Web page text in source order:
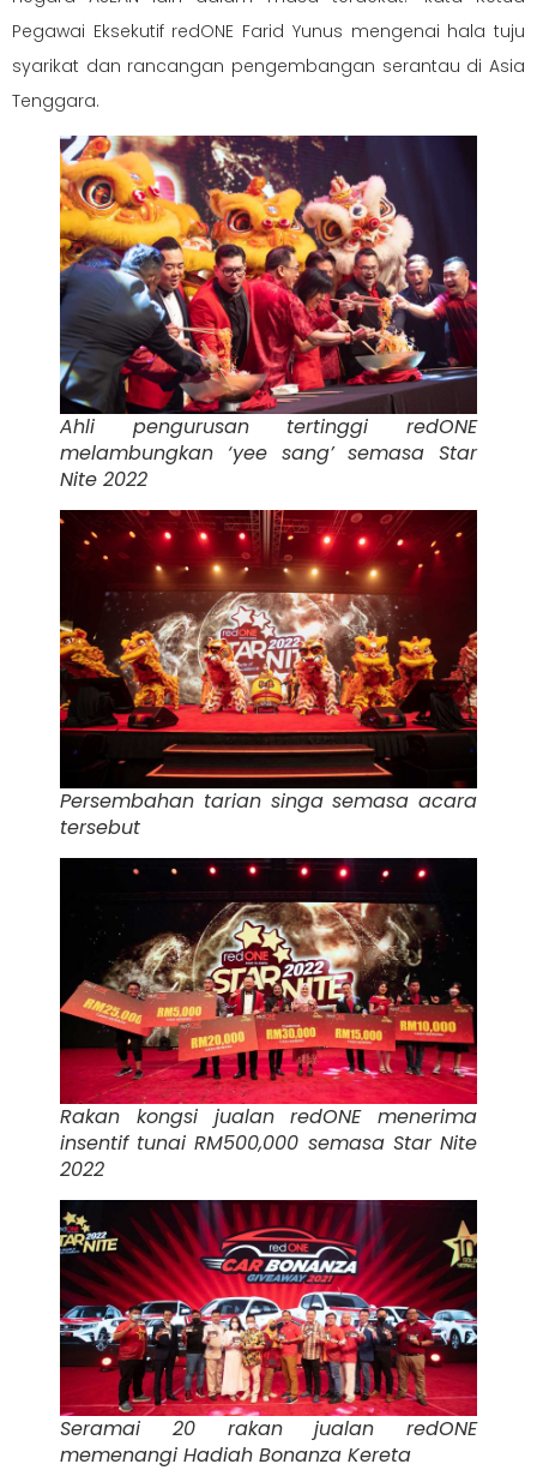
Pegawai Eksekutif redONE Farid Yunus mengenai hala tuju
syarikat dan rancangan pengembangan serantau di Asia
Tenggara.
Ahli pengurusan tertinggi redONE
melambungkan ‘yee sang’ semasa Star
Nite 2022
Persembahan tarian singa semasa acara
tersebut
Rakan kongsi jualan redONE menerima
insentif tunai RM500,000 semasa Star Nite
2022
Seramai 20 rakan jualan redONE
memenangi Hadiah Bonanza Kereta